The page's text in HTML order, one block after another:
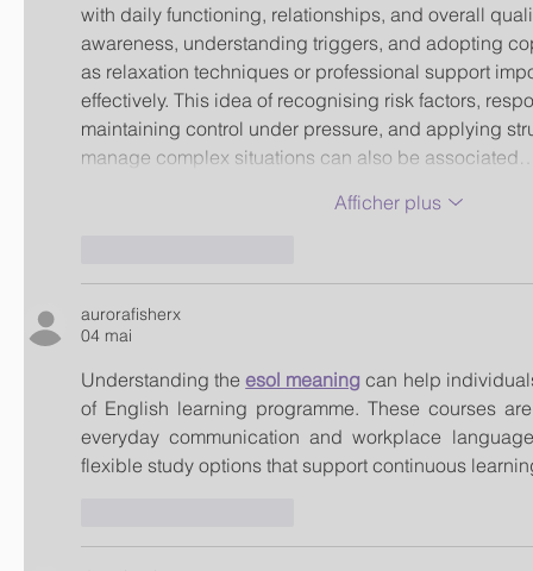
with daily functioning, relationships, and overall
awareness, understanding triggers, and adopting
as relaxation techniques or professional support
effectively. This idea of recognising risk factors,
maintaining control under pressure, and applying
manage complex situations can also be
Afficher plus
aurorafisherx
04 mai
Understanding the esol meaning can help
of English learning programme. These courses
everyday communication and workplace
flexible study options that support continuous